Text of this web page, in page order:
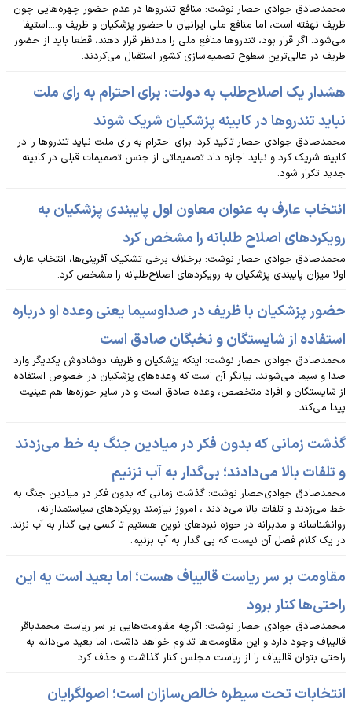
محمدصادق جوادی حصار نوشت: منافع تندروها در عدم حضور چهره‌هایی چون
ظریف نهفته است، اما منافع ملی ایرانیان با حضور پزشکیان و ظریف و....استیفا
می‌شود. اگر قرار بود، تندروها منافع ملی را مدنظر قرار دهند، قطعا باید از حضور
ظریف در عالی‌ترین سطوح تصمیم‌سازی کشور استقبال می‌کردند.
هشدار یک اصلاح‌طلب به دولت‌: برای احترام به رای ملت
نباید تندروها در کابینه پزشکیان شریک شوند
محمدصادق جوادی حصار تاکید کرد: برای احترام به رای ملت نباید تندروها را در
کابینه شریک کرد و نباید اجازه داد تصمیماتی از جنس تصمیمات قبلی در کابینه
جدید تکرار شود.
انتخاب عارف به عنوان معاون اول پایبندی پزشکیان به
رویکردهای اصلاح طلبانه را مشخص کرد
محمدصادق جوادی حصار نوشت: برخلاف برخی تشکیک آفرینی‌ها، انتخاب عارف
اولا میزان پایبندی پزشکیان به رویکردهای اصلاح‌طلبانه را مشخص کرد.
حضور پزشکیان با ظریف در صداوسیما یعنی وعده او درباره
استفاده از شایستگان و نخبگان صادق است
محمدصادق جوادی حصار نوشت: اینکه پزشکیان و ظریف دوشادوش یکدیگر وارد
صدا و سیما می‌شوند، بیانگر آن است که وعده‌های پزشکیان در خصوص استفاده
از شایستگان و افراد متخصص، وعده صادق است و در سایر حوزه‌ها هم عینیت
پیدا می‌کند.
گذشت زمانی که بدون فکر در میادین جنگ به خط می‌زدند
و تلفات بالا می‌دادند؛ بی‌گدار به آب نزنیم
محمدصادق جوادی‌حصار نوشت: گذشت زمانی که بدون فکر در میادین جنگ به
خط می‌زدند و تلفات بالا می‌دادند ، امروز نیازمند رویکردهای سیاستمدارانه،
روانشناسانه و مدبرانه در حوزه نبردهای نوین هستیم تا کسی بی گدار به آب نزند.
در یک کلام فصل آن نیست که بی گدار به آب بزنیم.
مقاومت بر سر ریاست قالیباف هست؛ اما بعید است یه این
راحتی‌ها کنار برود
محمدصادق جوادی حصار نوشت: اگرچه مقاومت‌هایی بر سر ریاست محمدباقر
قالیباف وجود دارد و این مقاومت‌ها تداوم خواهد داشت، اما بعید می‌دانم به
راحتی بتوان قالیباف را از ریاست مجلس کنار گذاشت و حذف کرد.
انتخابات تحت سیطره خالص‌سازان است؛ اصولگرایان